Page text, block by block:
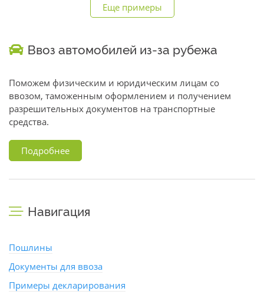
Еще примеры
Ввоз автомобилей из-за рубежа
Поможем физическим и юридическим лицам со
ввозом, таможенным оформлением и получением
разрешительных документов на транспортные
средства.
Подробнее
Навигация
Пошлины
Документы для ввоза
Примеры декларирования